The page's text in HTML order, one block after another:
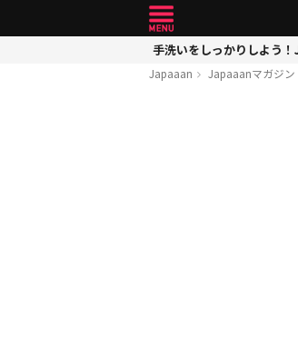
手洗いをしっかりしよう
Japaaan Japaaanマガジン